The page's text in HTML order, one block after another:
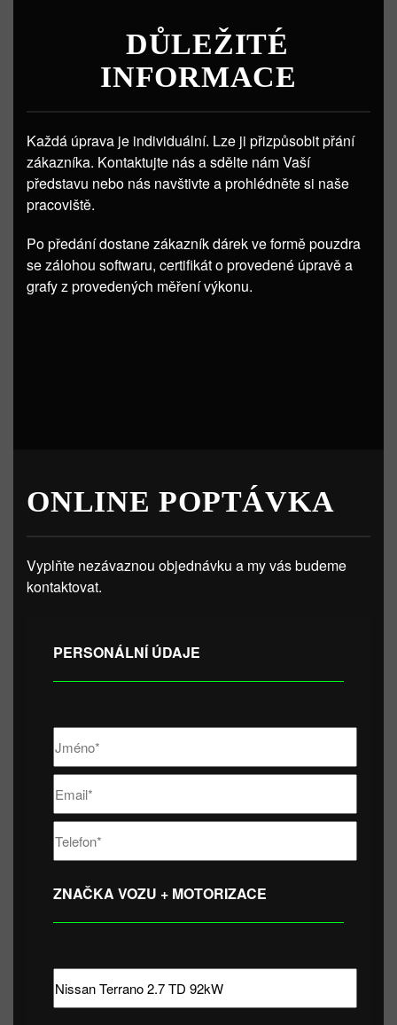
DŮLEŽITÉ
INFORMACE
Každá úprava je individuální. Lze ji přizpůsobit přání
zákazníka. Kontaktujte nás a sdělte nám Vaší
představu nebo nás navštivte a prohlédněte si naše
pracoviště.
Po předání dostane zákazník dárek ve formě pouzdra
se zálohou softwaru, certifikát o provedené úpravě a
grafy z provedených měření výkonu.
ONLINE POPTÁVKA
Vyplňte nezávaznou objednávku a my vás budeme
kontaktovat.
PERSONÁLNÍ ÚDAJE
ZNAČKA VOZU + MOTORIZACE